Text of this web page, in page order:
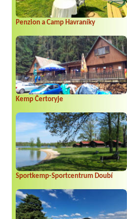
Penzion a Camp Havraníky
Kemp Čertoryje
Sportkemp-Sportcentrum Doubí